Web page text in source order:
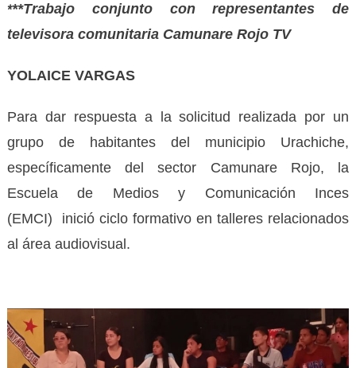
***Trabajo conjunto con representantes de
televisora comunitaria Camunare Rojo TV
YOLAICE VARGAS
Para dar respuesta a la solicitud realizada por un
grupo de habitantes del municipio Urachiche,
específicamente del sector Camunare Rojo, la
Escuela de Medios y Comunicación Inces
(EMCI) inició ciclo formativo en talleres relacionados
al área audiovisual.